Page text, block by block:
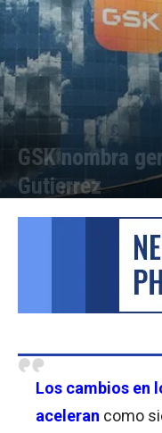
GSK nombra
Gutierrez
Los cambios en
aceleran como